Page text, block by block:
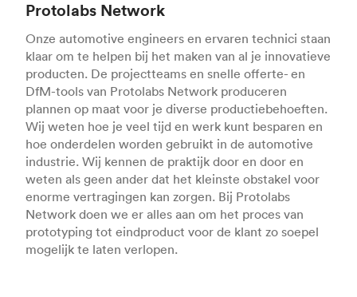
Protolabs Network
Onze automotive engineers en ervaren technici staan
klaar om te helpen bij het maken van al je innovatieve
producten. De projectteams en snelle offerte- en
DfM-tools van Protolabs Network produceren
plannen op maat voor je diverse productiebehoeften.
Wij weten hoe je veel tijd en werk kunt besparen en
hoe onderdelen worden gebruikt in de automotive
industrie. Wij kennen de praktijk door en door en
weten als geen ander dat het kleinste obstakel voor
enorme vertragingen kan zorgen. Bij Protolabs
Network doen we er alles aan om het proces van
prototyping tot eindproduct voor de klant zo soepel
mogelijk te laten verlopen.